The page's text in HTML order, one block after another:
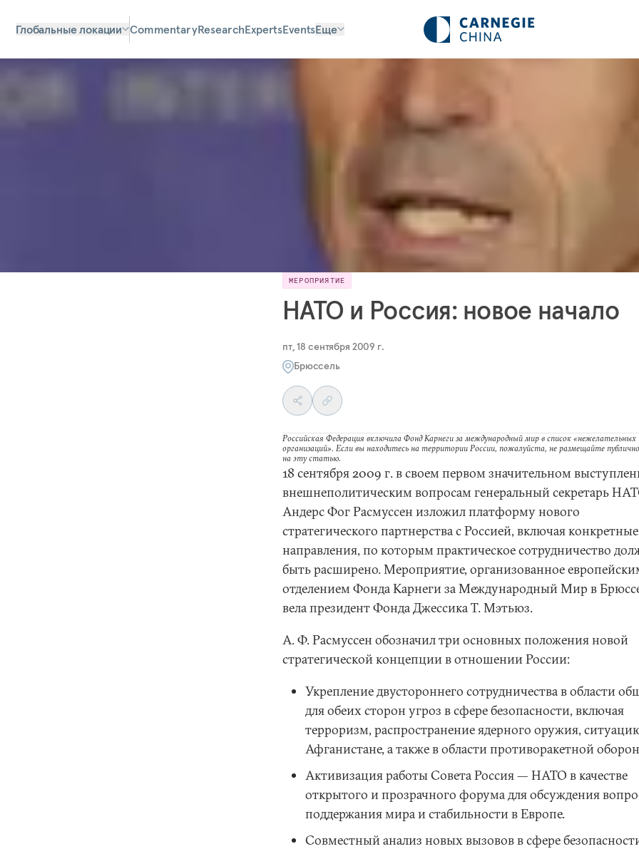
Глобальные локации CommentaryResearchExpertsEventsЕще
МЕРОПРИЯТИЕ
НАТО и Россия: новое начало
пт, 18 сентября 2009 г.
Брюссель
Российская Федерация включила Фонд Карнеги за международный мир в список «нежелательных
организаций». Если вы находитесь на территории России, пожалуйста, не размещайте
на эту статью.
18 сентября 2009 г. в своем первом значительном
внешнеполитическим вопросам генеральный секретарь
Андерс Фог Расмуссен изложил платформу нового
стратегического партнерства с Россией, включая конкретные
направления, по которым практическое сотрудничество
быть расширено. Мероприятие, организованное
отделением Фонда Карнеги за Международный Мир в
вела президент Фонда Джессика Т. Мэтьюз.
А. Ф. Расмуссен обозначил три основных положения новой
стратегической концепции в отношении России:
Укрепление двустороннего сотрудничества в области
для обеих сторон угроз в сфере безопасности, включая
терроризм, распространение ядерного оружия,
Афганистане, а также в области противоракетной
Активизация работы Совета Россия — НАТО в качестве
открытого и прозрачного форума для обсуждения
поддержания мира и стабильности в Европе.
Совместный анализ новых вызовов в сфере